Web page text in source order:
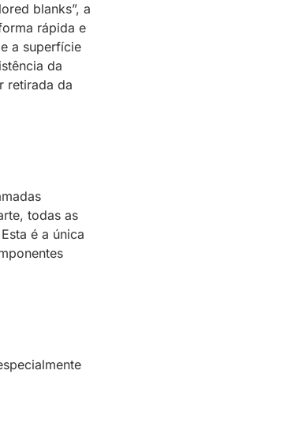
blanks”, a
rápida e
a superfície
da
retirada da
todas as
é a única